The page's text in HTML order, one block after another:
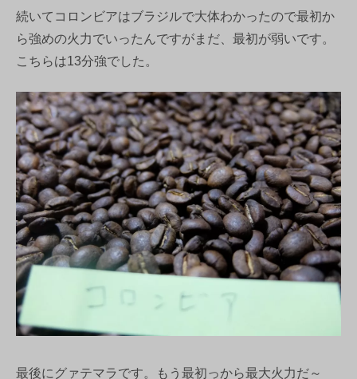
続いてコロンビアはブラジルで大体わかったので最初か
ら強めの火力でいったんですがまだ、最初が弱いです。
こちらは13分強でした。
最後にグァテマラです。もう最初っから最大火力だ～